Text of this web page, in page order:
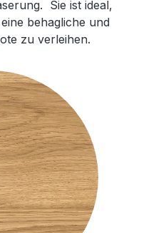
Sie ist ideal,
behagliche und
zu verleihen.